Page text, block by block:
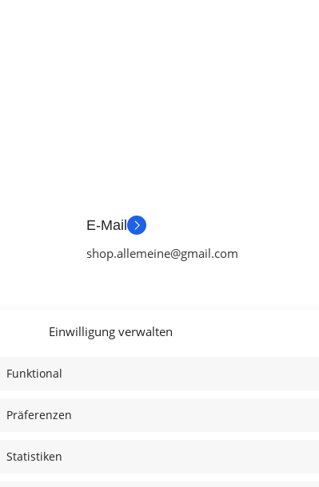
Einwilligung verwalten
Funktional
Präferenzen
Statistiken
E-Mail
shop.allemeine@gmail.com
Blog
Lieferung & Rückgabe